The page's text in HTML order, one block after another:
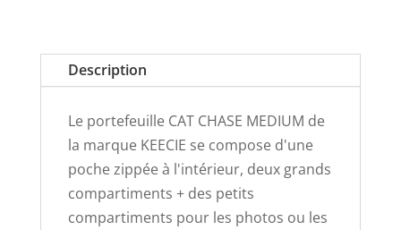
Description
Le portefeuille CAT CHASE MEDIUM de
la marque KEECIE se compose d'une
poche zippée à l'intérieur, deux grands
compartiments + des petits
compartiments pour les photos ou les